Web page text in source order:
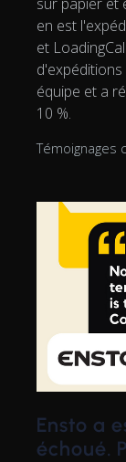
en est
et
équipe et a
10 %.
Témoignages
Ensto a
échoué.